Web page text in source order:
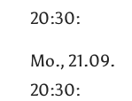
20:30:
Mo., 21.09.
20:30: